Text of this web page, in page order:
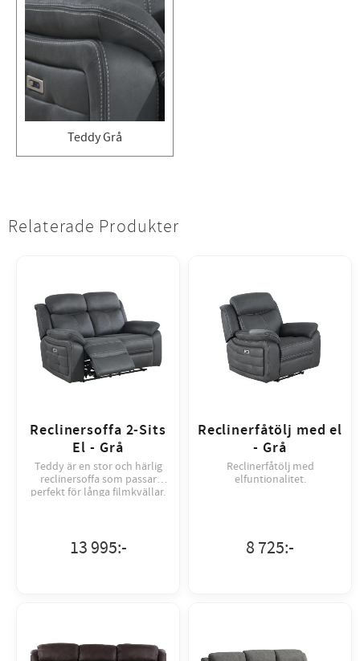
Teddy Grå
Relaterade Produkter
Reclinersoffa 2-Sits
El - Grå
Teddy är en stor och härlig
reclinersoffa som passar
perfekt för långa filmkvällar.
13 995:-
Reclinerfåtölj med el
- Grå
Reclinerfåtölj med
elfuntionalitet.
8 725:-